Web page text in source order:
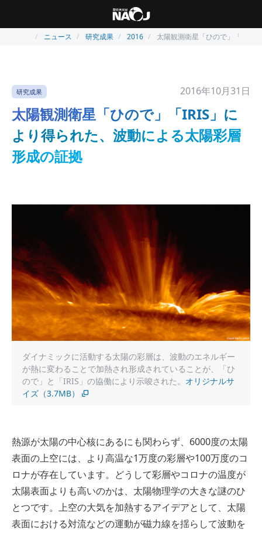
ニュース 研究成果 2016 太陽観測衛星「ひので」「IRIS
研究成果 2016年10月31日
太陽観測衛星「ひので」「IRIS」に
より得られた、波動による太陽彩層
形成の証拠
ダイナミックに活動する太陽の彩層は、波動のエネルギー
が熱に変わることで加熱され形成されていることが、「ひ
ので」と「IRIS」の協働により示唆された。 オリジナルサ
イズ（3.7MB）
熱源が太陽の中心核にあるにも関わらず、6000度の太陽
表面の上空には、より高温な1万度の彩層や100万度のコ
ロナが存在しています。どうして彩層やコロナの温度が
太陽表面よりも高いのかは、太陽物理学の大きな謎のひ
とつです。上空の大気を加熱するアイデアとして、太陽
表面における対流などの運動が磁力線を揺らして波動を